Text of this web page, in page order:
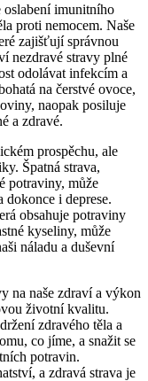
oslabení imunitního
proti nemocem. Naše
zajišťují správnou
nezdravé stravy plné
odolávat infekcím a
na čerstvé ovoce,
naopak posiluje
a zdravé.
prospěchu, ale
Špatná strava,
potraviny, může
i deprese.
obsahuje potraviny
kyseliny, může
náladu a duševní
na naše zdraví a výkon
životní kvalitu.
zdravého těla a
co jíme, a snažit se
potravin.
a zdravá strava je